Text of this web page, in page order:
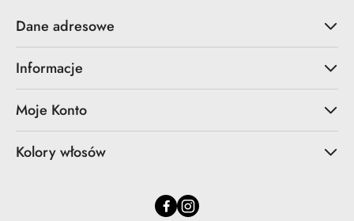
Dane adresowe
Informacje
Moje Konto
Kolory włosów